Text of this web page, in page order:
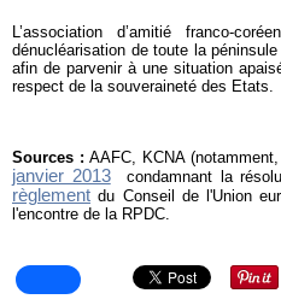
L’association d’amitié franco-
dénucléarisation de toute la
afin de parvenir à une situation
respect de la souveraineté des Etats.
Sources : AAFC, KCNA (notamment,
janvier 2013condamnant la
règlement du Conseil de l'Union
l'encontre de la RPDC.